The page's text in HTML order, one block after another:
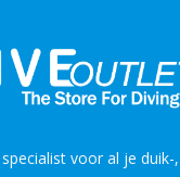
voor al je duik-